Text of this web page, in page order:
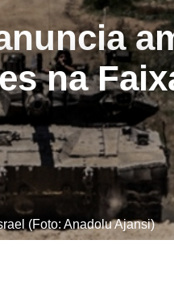
na
(Foto: Anadolu Ajansi)